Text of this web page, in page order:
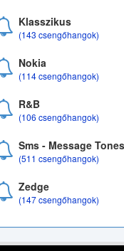
Klasszikus
(143 csengőhangok)
Nokia
(114 csengőhangok)
R&B
(106 csengőhangok)
Sms - Message Tones
(511 csengőhangok)
Zedge
(147 csengőhangok)